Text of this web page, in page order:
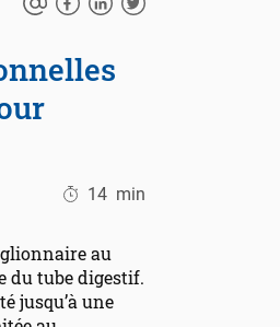
14 min
au
du tube digestif.
jusqu’à une